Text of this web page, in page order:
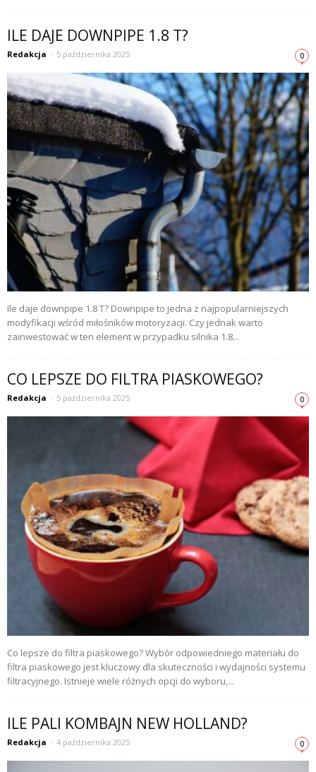
ILE DAJE DOWNPIPE 1.8 T?
Redakcja - 5 października 2025 0
Ile daje downpipe 1.8 T? Downpipe to jedna z najpopularniejszych
modyfikacji wśród miłośników motoryzacji. Czy jednak warto
zainwestować w ten element w przypadku silnika 1.8...
CO LEPSZE DO FILTRA PIASKOWEGO?
Redakcja - 5 października 2025 0
Co lepsze do filtra piaskowego? Wybór odpowiedniego materiału do
filtra piaskowego jest kluczowy dla skuteczności i wydajności systemu
filtracyjnego. Istnieje wiele różnych opcji do wyboru,...
ILE PALI KOMBAJN NEW HOLLAND?
Redakcja - 4 października 2025 0